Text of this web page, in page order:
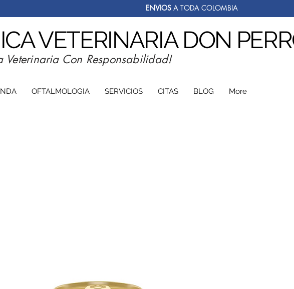
ENVIOS A TODA COLOMBIA
VETERINARIA DON
Veterinaria Con Responsabilidad!
OFTALMOLOGIA SERVICIOS CITAS BLOG More